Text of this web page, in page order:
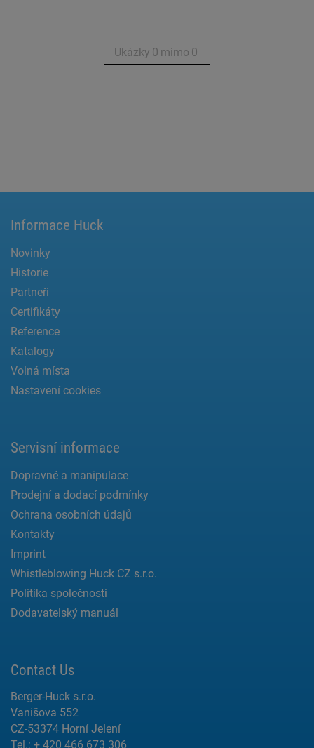
Ukázky 0 mimo 0
Informace Huck
Novinky
Historie
Partneři
Certifikáty
Reference
Katalogy
Volná místa
Nastavení cookies
Servisní informace
Dopravné a manipulace
Prodejní a dodací podmínky
Ochrana osobních údajů
Kontakty
Imprint
Whistleblowing Huck CZ s.r.o.
Politika společnosti
Dodavatelský manuál
Contact Us
Berger-Huck s.r.o.
Vanišova 552
CZ-53374 Horní Jelení
Tel.: + 420 466 673 306